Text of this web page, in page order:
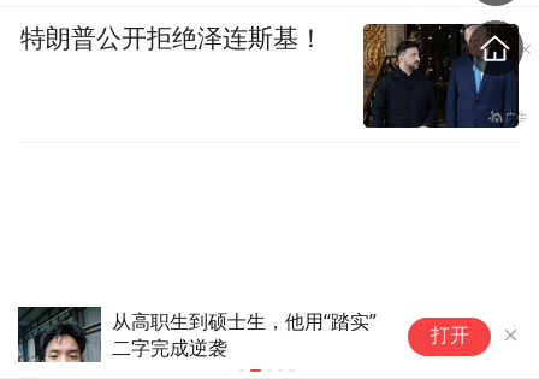
从高职生到硕士生，他用“踏实”
二字完成逆袭
打开
特朗普公开拒绝泽连斯基！